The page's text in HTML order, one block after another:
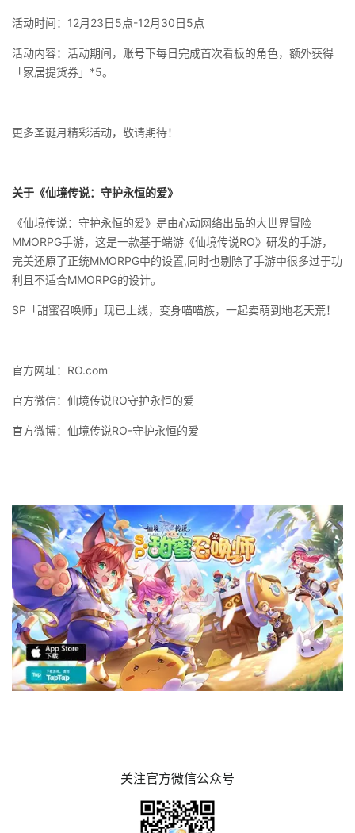
活动时间：12月23日5点-12月30日5点
活动内容：活动期间，账号下每日完成首次看板的角色，额外获得
「家居提货券」*5。
更多圣诞月精彩活动，敬请期待！
关于《仙境传说：守护永恒的爱》
《仙境传说：守护永恒的爱》是由心动网络出品的大世界冒险
MMORPG手游，这是一款基于端游《仙境传说RO》研发的手游，
完美还原了正统MMORPG中的设置,同时也剔除了手游中很多过于功
利且不适合MMORPG的设计。
SP「甜蜜召唤师」现已上线，变身喵喵族，一起卖萌到地老天荒！
官方网址：RO.com
官方微信：仙境传说RO守护永恒的爱
官方微博：仙境传说RO-守护永恒的爱
关注官方微信公众号